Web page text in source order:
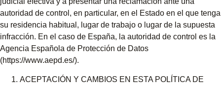
autoridad de control, en particular, en el Estado en el que tenga
su residencia habitual, lugar de trabajo o lugar de la supuesta
infracción. En el caso de España, la autoridad de control es la
Agencia Española de Protección de Datos
(https://www.aepd.es/).
ACEPTACIÓN Y CAMBIOS EN ESTA POLÍTICA DE